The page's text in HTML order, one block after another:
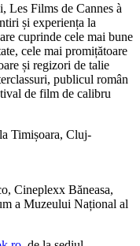
Les Films de Cannes à
și experiența la
cuprinde cele mai bune
cele mai promițătoare
și regizori de talie
publicul român
de film de calibru
Timișoara, Cluj-
Cineplexx Băneasa,
a Muzeului Național al